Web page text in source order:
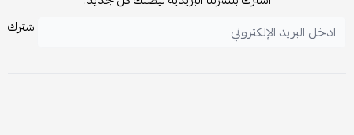
خفيفة الوزن وسهلة التحريك والتنظيف.
غطاء قابل للنزع والغسيل لسهولة العناية.
اشترك